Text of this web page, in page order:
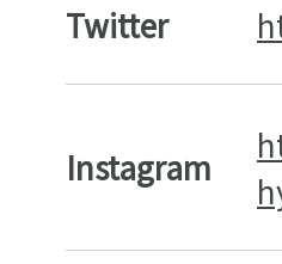
Twitter
Instagram